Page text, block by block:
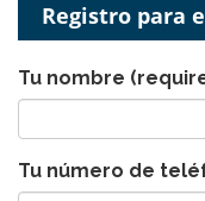
Registro para
Tu nombre
Tu número de